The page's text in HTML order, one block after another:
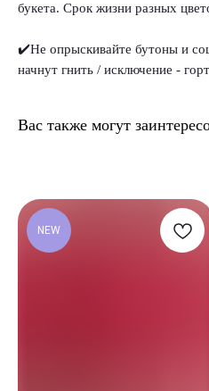
букета. Срок жизни разных
✔️Не опрыскивайте бутоны и
начнут гнить / исключение -
Вас также могут
NEW